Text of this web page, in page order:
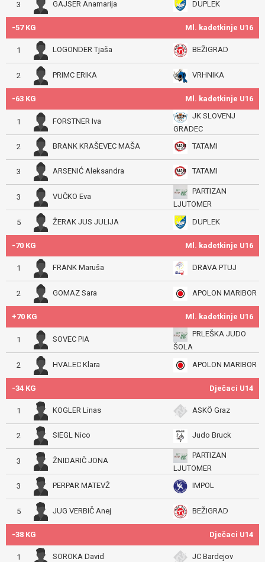
3 GAJSER Anamarija DUPLEK
-57 KG Ml. kadetkinje U16
1 LOGONDER Tjaša BEŽIGRAD
2 PRIMC ERIKA VRHNIKA
-63 KG Ml. kadetkinje U16
1 FORSTNER Iva
JK SLOVENJ
GRADEC
2
BRANK KRAŠEVEC MAŠA TATAMI
3 ARSENIĆ Aleksandra TATAMI
3 VUČKO Eva
PARTIZAN
LJUTOMER
5 ŽERAK JUS JULIJA DUPLEK
-70 KG Ml. kadetkinje U16
1 FRANK Maruša DRAVA PTUJ
2 GOMAZ Sara APOLON MARIBOR
+70 KG Ml. kadetkinje U16
1 SOVEC PIA
PRLEŠKA JUDO
ŠOLA
2 HVALEC Klara APOLON MARIBOR
-34 KG Dječaci U14
1 KOGLER Linas ASKÖ Graz
2 SIEGL Nico Judo Bruck
3 ŽNIDARIČ JONA
PARTIZAN
LJUTOMER
3
PERPAR MATEVŽ IMPOL
5 JUG VERBIČ Anej BEŽIGRAD
-38 KG Dječaci U14
1 SOROKA David JC Bardejov